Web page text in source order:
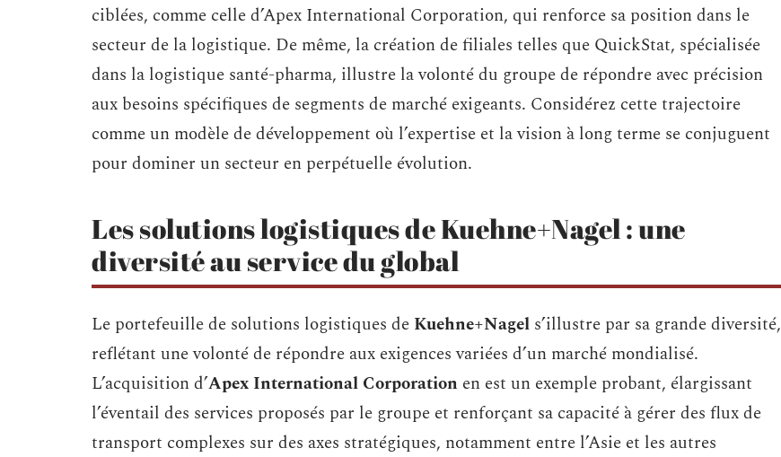
ciblées, comme celle d’Apex International Corporation, qui renforce sa position dans le
secteur de la logistique. De même, la création de filiales telles que QuickStat, spécialisée
dans la logistique santé-pharma, illustre la volonté du groupe de répondre avec précision
aux besoins spécifiques de segments de marché exigeants. Considérez cette trajectoire
comme un modèle de développement où l’expertise et la vision à long terme se conjuguent
pour dominer un secteur en perpétuelle évolution.
Les solutions logistiques de Kuehne+Nagel : une
diversité au service du global
Le portefeuille de solutions logistiques de Kuehne+Nagel s’illustre par sa grande diversité,
reflétant une volonté de répondre aux exigences variées d’un marché mondialisé.
L’acquisition d’Apex International Corporation en est un exemple probant, élargissant
l’éventail des services proposés par le groupe et renforçant sa capacité à gérer des flux de
transport complexes sur des axes stratégiques, notamment entre l’Asie et les autres